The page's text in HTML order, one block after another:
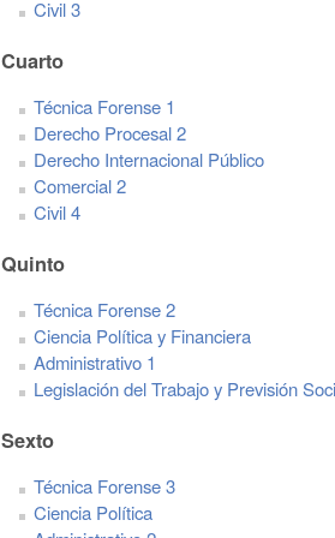
Civil 3
Cuarto
Técnica Forense 1
Derecho Procesal 2
Derecho Internacional Público
Comercial 2
Civil 4
Quinto
Técnica Forense 2
Ciencia Política y Financiera
Administrativo 1
Legislación del Trabajo y Previsión
Sexto
Técnica Forense 3
Ciencia Política